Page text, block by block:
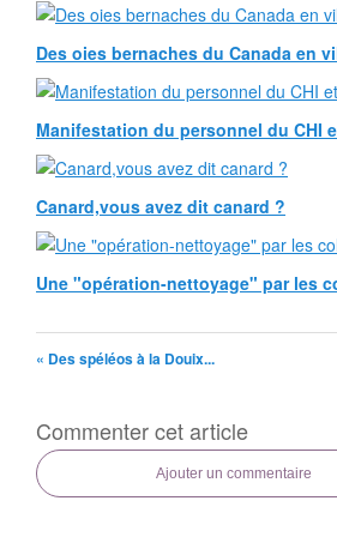
Des oies bernaches du Canada en
Manifestation du personnel du CHI
Canard,vous avez dit canard ?
Une "opération-nettoyage" par les
« Des spéléos à la Douix...
Commenter cet article
Ajouter un commentaire